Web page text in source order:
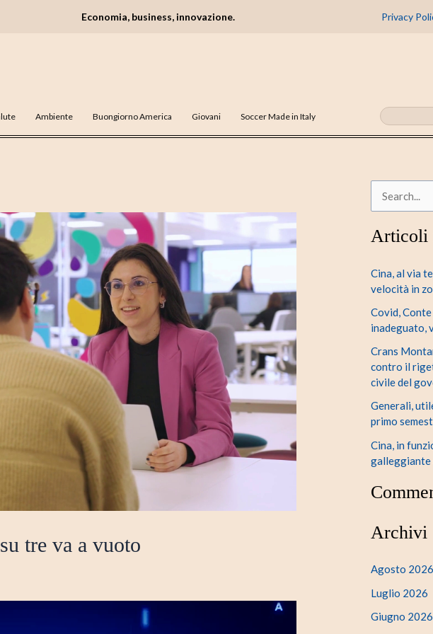
Economia, business, innovazione. Privacy
Ambiente Buongiorno America Giovani Soccer Made in Italy
tre va a vuoto
r
a
Articoli
Cina, al via
velocità in
Covid,
inadeguato,
Crans
contro il
civile del
Generali,
primo
Cina, in
galleggiante
Archivi
Agosto 2026
Luglio 2026
Giugno 2026